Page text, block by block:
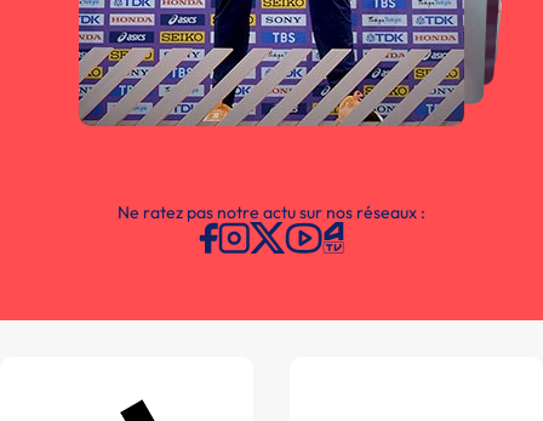
Ne ratez pas notre actu sur nos réseaux :